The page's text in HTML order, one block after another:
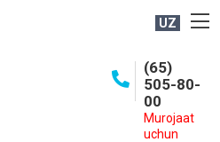
UZ
(65)
505-80-
00
Murojaat
uchun